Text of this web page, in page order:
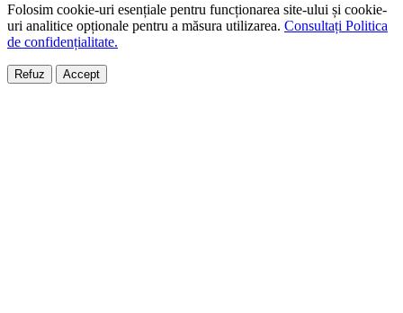
Folosim cookie-uri esențiale pentru funcționarea site-ului și cookie-
uri analitice opționale pentru a măsura utilizarea. Consultați Politica
de confidențialitate.
Refuz Accept